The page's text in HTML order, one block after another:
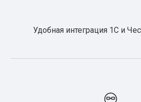
Удобная интеграция 1С и